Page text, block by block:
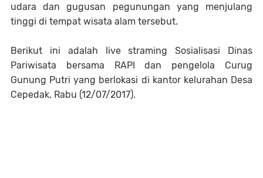
udara dan gugusan pegunungan yang menjulang
tinggi di tempat wisata alam tersebut.
Berikut ini adalah live straming Sosialisasi Dinas
Pariwisata bersama RAPI dan pengelola Curug
Gunung Putri yang berlokasi di kantor kelurahan Desa
Cepedak, Rabu (12/07/2017).